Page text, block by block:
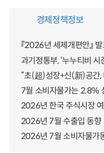
경제정책정보
『2026년 세제개편안』
과기정통부, ‘누누티비
“초(超)성장+신(新)공간,
7월 소비자물가는 2.8%
2026년 한국 주식시장
2026년 7월 수출입 동향
2026년 7월 소비자물가